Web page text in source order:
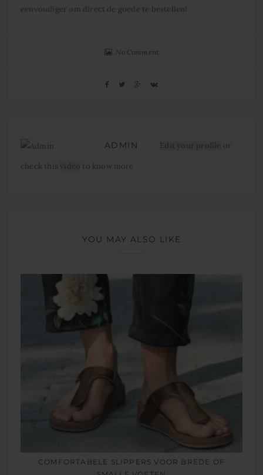
eenvoudiger om direct de goede te bestellen!
No Comment
ADMIN Edit your profile or
check this video to know more
YOU MAY ALSO LIKE
COMFORTABELE SLIPPERS VOOR BREDE OF